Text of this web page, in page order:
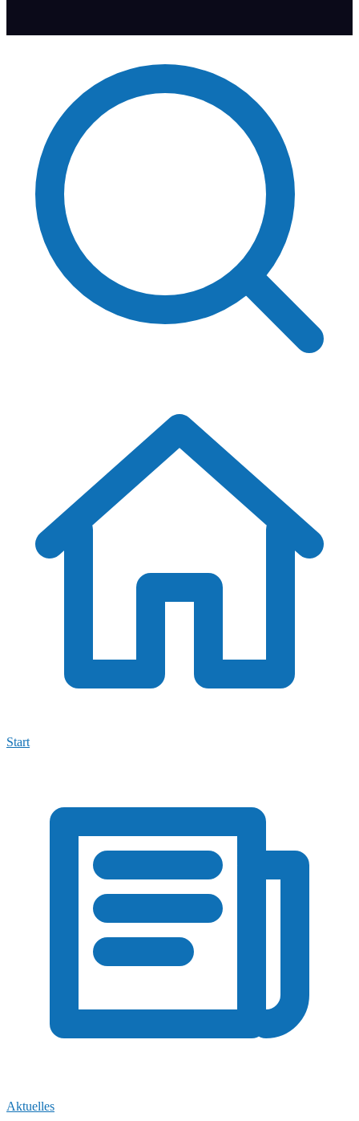
Start
Aktuelles